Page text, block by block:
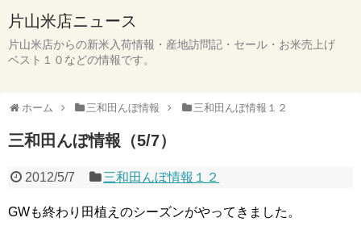
片山米店ニュース
片山米店からの新米入荷情報・産地訪問記・セール・お米売上げ
ベスト１０などの情報です。
ホーム 三和田んぼ情報 三和田んぼ情報１２
三和田んぼ情報（5/7）
2012/5/7 三和田んぼ情報１２
GWも終わり田植えのシーズンがやってきました。